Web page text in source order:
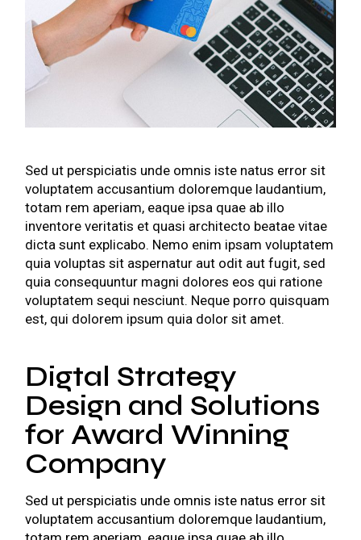
Sed ut perspiciatis unde omnis iste natus error sit
voluptatem accusantium doloremque laudantium,
totam rem aperiam, eaque ipsa quae ab illo
inventore veritatis et quasi architecto beatae vitae
dicta sunt explicabo. Nemo enim ipsam voluptatem
quia voluptas sit aspernatur aut odit aut fugit, sed
quia consequuntur magni dolores eos qui ratione
voluptatem sequi nesciunt. Neque porro quisquam
est, qui dolorem ipsum quia dolor sit amet.
Digtal Strategy
Design and Solutions
for Award Winning
Company
Sed ut perspiciatis unde omnis iste natus error sit
voluptatem accusantium doloremque laudantium,